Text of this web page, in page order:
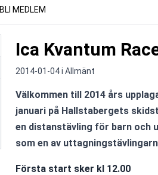
BLI MEDLEM
Ica Kvantum
2014-01-04 i Allmänt
Välkommen till 2014 års
januari på Hallstabergets
en distanstävling för barn och
som en av
Första start sker kl